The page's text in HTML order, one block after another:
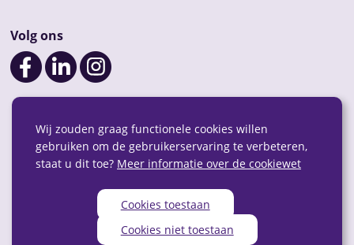
Wij zouden graag functionele cookies willen
gebruiken om de gebruikerservaring te verbeteren,
staat u dit toe? Meer informatie over de cookiewet
Cookies toestaan
Cookies niet toestaan
Volg ons
Over deze website Webarchief